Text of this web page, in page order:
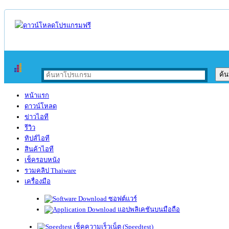
หน้าแรก
ดาวน์โหลด
ข่าวไอที
รีวิว
ทิปส์ไอที
สินค้าไอที
เช็ครอบหนัง
รวมคลิป Thaiware
เครื่องมือ
ซอฟต์แวร์
แอปพลิเคชันบนมือถือ
เช็คความเร็วเน็ต (Speedtest)